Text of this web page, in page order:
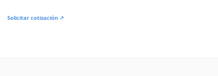
Solicitar cotización ↗